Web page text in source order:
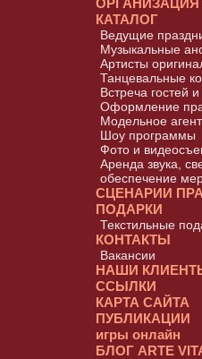
КАТАЛОГ
Ведущие
Музыкальные
Артисты
Танцевальные
Встреча гостей
Оформление
Модельное
Шоу программы
Фото и
Аренда звука,
обеспечение
СЦЕНАРИИ
ПОДАРКИ
Текстильные
КОНТАКТЫ
Вакансии
НАШИ
ССЫЛКИ
КАРТА САЙТА
ПУБЛИКАЦИИ
игры онлайн
БЛОГ ARTE